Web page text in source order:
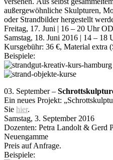
außergewöhnliche Skulpturen,
oder Strandbilder hergestellt
Freitag, 17. Juni | 16 – 20 Uhr
Samstag, 18. Juni 2016 | 14 –
Kursgebühr: 36 €, Material extra
Beispiele:
03. September –
Ein neues Projekt:
Sie hier.
Samstag, 3. September 2016
Dozenten: Petra Landolt & Gerd
Neuengamme
Preis auf Anfrage.
Beispiele: